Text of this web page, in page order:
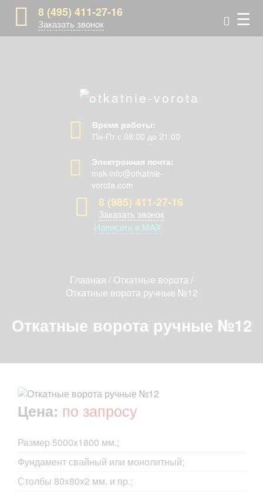
8 (495) 411-27-16
Заказать звонок ☰
Время работы:
Пн-Пт с 08:00 до 21:00
Электронная почта:
msk-info@otkatnie-
vorota.com
8 (985) 411-27-16
Заказать звонок
Написать в MAX
Главная / Откатные ворота /
Откатные ворота ручные №12
Откатные ворота ручные №12
Цена: по запросу
Размер 5000x1800 мм.;
Фундамент свайный или монолитный;
Столбы 80x80х2 мм. и пр.;